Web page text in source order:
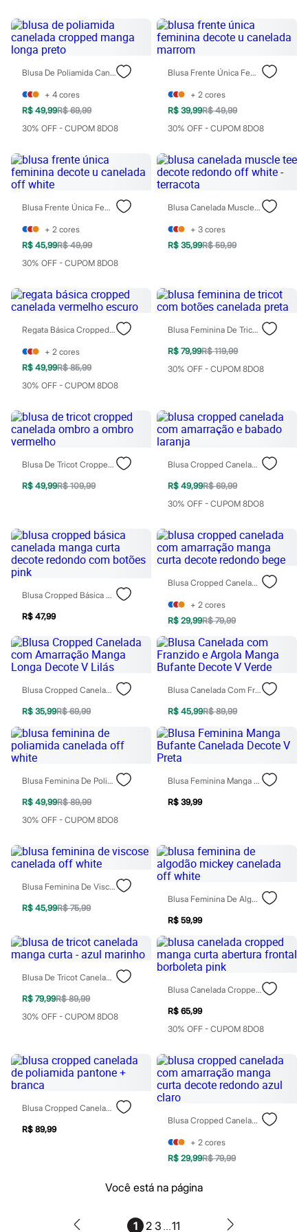
Sonic
Stitch
Beleza
Kits
Perfumes árabes
Cabelos
Condicionador
Escovas e Pentes
Finalizadores
Tratamento
Cuidados com o corpo
Hidratante
Tratamento
Esfoliante
Hidratante
Protetor solar
Tônicos
Base
Batom
Corretivo
Gloss
Pó facial
Sombras
Al Wataniah
Beleza C&A
Boca Rosa
Bruna Tavares
Carolina Herrera
Fran by Franciny Ehlke
Jean Paul Gaultier
Lancôme
Niina Secrets
Océane
Payot
Rabanne
Real Techniques
Vizzela
Perfumes
Perfumes infantis
Perfumes masculinos
Todos os produtos
Novidades
Blusas
Calças
Casacos e Jaquetas
Jeans
Saias
Shorts e Bermudas
T-shirt
Acessórios
Alfaiataria
Calçados
Moda esportiva
Plus size
Calçados
Novidades
Feminino
Chinelos
Pantufas
Rasteirinhas
Sandálias
Sapatos
Scarpin
Masculino
Chinelos
Sandálias
Sapatênis
Tênis
Menina
Babuche
Blusa De Poliamida Canelada Cropped Manga Longa Preto
+ 4 cores
R$ 49,99R$ 69,99
30% OFF - CUPOM 8DO8
Blusa Frente Única Feminina Decote U Canelada Marrom
+ 2 cores
R$ 39,99R$ 49,99
30% OFF - CUPOM 8DO8
Blusa Frente Única Feminina Decote U Canelada Off White
+ 2 cores
R$ 45,99R$ 49,99
30% OFF - CUPOM 8DO8
Blusa Canelada Muscle Tee Decote Redondo Off White - Terracota
+ 3 cores
R$ 35,99R$ 59,99
Regata Básica Cropped Canelada Vermelho Escuro
+ 2 cores
R$ 49,99R$ 85,99
30% OFF - CUPOM 8DO8
Blusa Feminina De Tricot Com Botões Canelada Preta
R$ 79,99R$ 119,99
30% OFF - CUPOM 8DO8
Blusa De Tricot Cropped Canelada Ombro A Ombro Vermelho
R$ 49,99R$ 109,99
Blusa Cropped Canelada Com Amarração E Babado Laranja
R$ 49,99R$ 69,99
30% OFF - CUPOM 8DO8
Blusa Cropped Básica Canelada Manga Curta Decote Redondo Com Botões Pink
R$ 47,99
Blusa Cropped Canelada Com Amarração Manga Curta Decote Redondo Bege
+ 2 cores
R$ 29,99R$ 79,99
Blusa Cropped Canelada Com Amarração Manga Longa Decote V Lilás
R$ 35,99R$ 69,99
Blusa Canelada Com Franzido E Argola Manga Bufante Decote V Verde
R$ 45,99R$ 89,99
Blusa Feminina De Poliamida Canelada Off White
R$ 49,99R$ 89,99
30% OFF - CUPOM 8DO8
Blusa Feminina Manga Bufante Canelada Decote V Preta
R$ 39,99
Blusa Feminina De Viscose Canelada Off White
R$ 45,99R$ 75,99
Blusa Feminina De Algodão Mickey Canelada Off White
R$ 59,99
Blusa De Tricot Canelada Manga Curta - Azul Marinho
R$ 79,99R$ 89,99
30% OFF - CUPOM 8DO8
Blusa Canelada Cropped Manga Curta Abertura Frontal Borboleta Pink
R$ 65,99
30% OFF - CUPOM 8DO8
Blusa Cropped Canelada De Poliamida Pantone + Branca
R$ 89,99
Blusa Cropped Canelada Com Amarração Manga Curta Decote Redondo Azul Claro
+ 2 cores
R$ 29,99R$ 79,99
Você está na página
1 2 3 ...11